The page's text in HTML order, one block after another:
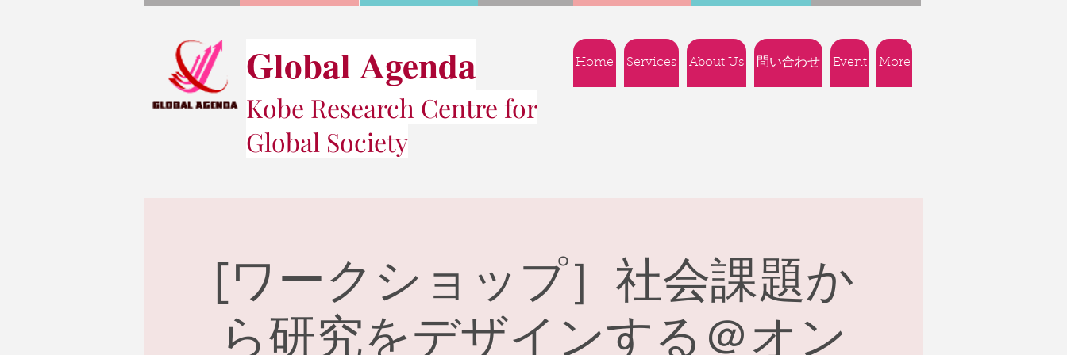
Global Agenda
Kobe Research Centre for
Global Society
Home Services About Us 問い合わせ Event More
[ワークショップ］社会課題か
ら研究をデザインする＠オン